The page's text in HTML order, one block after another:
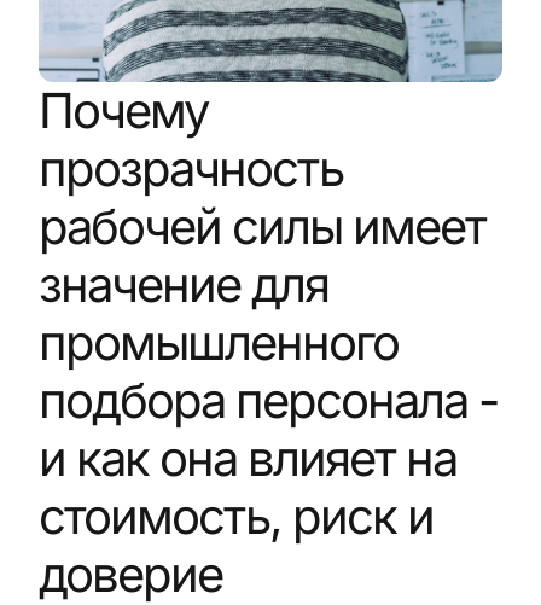
Почему
прозрачность
рабочей силы имеет
значение для
промышленного
подбора персонала -
и как она влияет на
стоимость, риск и
доверие